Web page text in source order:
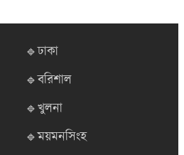
🔹ঢাকা
🔹বরিশাল
🔹খুলনা
🔹ময়মনসিংহ